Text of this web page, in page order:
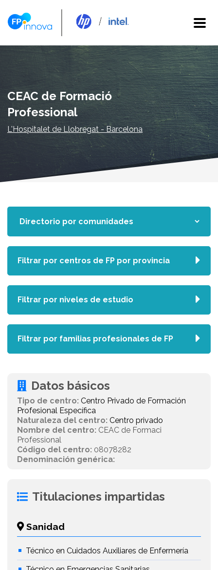
CEAC de Formació
Professional
L'Hospitalet de Llobregat - Barcelona
Datos básicos
Tipo de centro: Centro Privado de Formación
Profesional Específica
Naturaleza del centro: Centro privado
Nombre del centro: CEAC de Formaci
Professional
Código del centro: 08078282
Denominación genérica:
Titulaciones impartidas
Sanidad
Técnico en Cuidados Auxiliares de Enfermería
Filtrar por centros de FP por provincia
Filtrar por niveles de estudio
Filtrar por familias profesionales de FP